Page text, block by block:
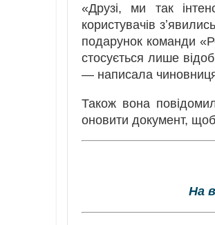
«Друзі, ми так
користувачів
подарунок команди
стосується лише
— написала
Також вона
оновити документ,
На